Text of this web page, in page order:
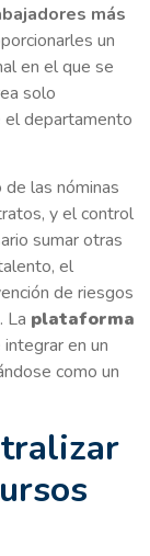
más
un
en el que se
solo
el departamento
las nóminas
y el control
sumar otras
el
de riesgos
La plataforma
en un
como un